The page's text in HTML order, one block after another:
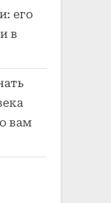
его
в
вам